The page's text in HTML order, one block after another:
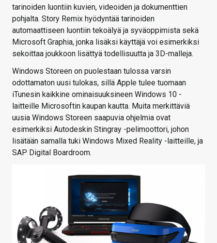
tarinoiden luontiin kuvien, videoiden ja dokumenttien
pohjalta. Story Remix hyödyntää tarinoiden
automaattiseen luontiin tekoälyä ja syväoppimista sekä
Microsoft Graphia, jonka lisäksi käyttäjä voi esimerkiksi
sekoittaa joukkoon lisättyä todellisuutta ja 3D-malleja.
Windows Storeen on puolestaan tulossa varsin
odottamaton uusi tulokas, sillä Apple tulee tuomaan
iTunesin kaikkine ominaisuuksineen Windows 10 -
laitteille Microsoftin kaupan kautta. Muita merkittäviä
uusia Windows Storeen saapuvia ohjelmia ovat
esimerkiksi Autodeskin Stingray -pelimoottori, johon
lisätään samalla tuki Windows Mixed Reality -laitteille, ja
SAP Digital Boardroom.